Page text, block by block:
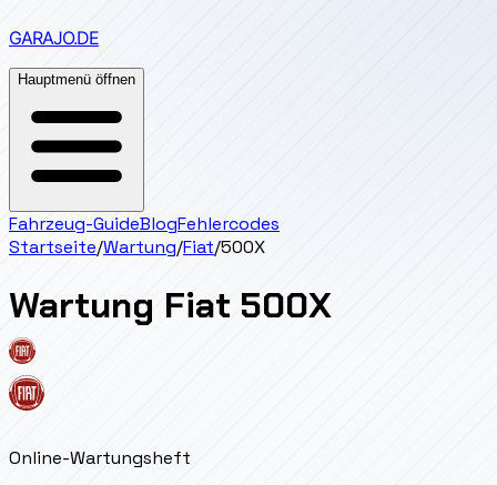
GARAJO.DE
Hauptmenü öffnen
Fahrzeug-GuideBlogFehlercodes
Startseite/Wartung/Fiat/500X
Wartung Fiat 500X
Online-Wartungsheft